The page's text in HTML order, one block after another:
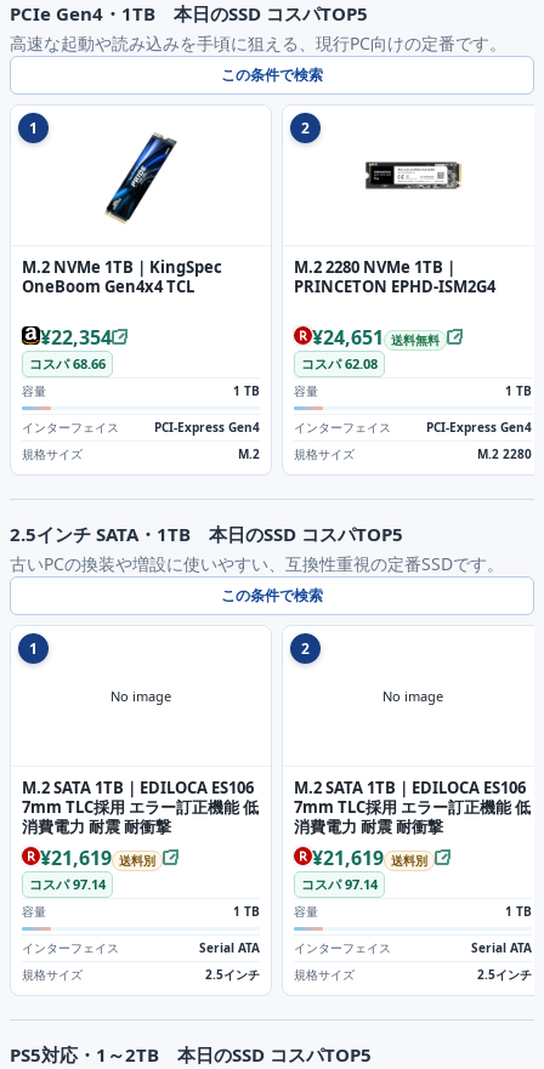
PCIe Gen4・1TB 本日のSSD コスパTOP5
高速な起動や読み込みを手頃に狙える、現行PC向けの定番です。
この条件で検索
1
M.2 NVMe 1TB｜KingSpec
OneBoom Gen4x4 TCL
¥22,354
コスパ 68.66
容量 1 TB
インターフェイス
PCI-Express Gen4
規格サイズ
M.2
2
M.2 2280 NVMe 1TB｜
PRINCETON EPHD-ISM2G4
¥24,651 送料無料
コスパ 62.08
容量 1 TB
インターフェイス
PCI-Express Gen4
規格サイズ
M.2 2280
2.5インチ SATA・1TB 本日のSSD コスパTOP5
古いPCの換装や増設に使いやすい、互換性重視の定番SSDです。
この条件で検索
1
No image
M.2 SATA 1TB｜EDILOCA ES106
7mm TLC採用 エラー訂正機能 低
消費電力 耐震 耐衝撃
¥21,619 送料別
コスパ 97.14
容量 1 TB
インターフェイス
Serial ATA
規格サイズ
2.5インチ
2
No image
M.2 SATA 1TB｜EDILOCA ES106
7mm TLC採用 エラー訂正機能 低
消費電力 耐震 耐衝撃
¥21,619 送料別
コスパ 97.14
容量 1 TB
インターフェイス
Serial ATA
規格サイズ
2.5インチ
PS5対応・1～2TB 本日のSSD コスパTOP5